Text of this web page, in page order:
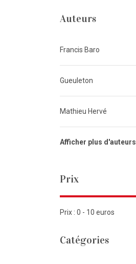
Auteurs
Francis Baro
Gueuleton
Mathieu Hervé
Afficher plus d'auteurs
Prix
Prix : 0 - 10 euros
Catégories